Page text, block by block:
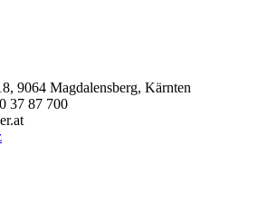
9064 Magdalensberg, Kärnten
37 87 700